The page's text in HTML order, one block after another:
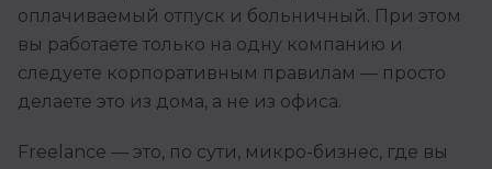
оплачиваемый отпуск и больничный. При этом
вы работаете только на одну компанию и
следуете корпоративным правилам — просто
делаете это из дома, а не из офиса.
Freelance — это, по сути, микро-бизнес, где вы